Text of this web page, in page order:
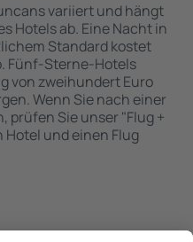
variiert und hängt
Hotels ab. Eine Nacht in
Standard kostet
Fünf-Sterne-Hotels
von zweihundert Euro
Wenn Sie nach einer
Sie unser "Flug +
Hotel und einen Flug